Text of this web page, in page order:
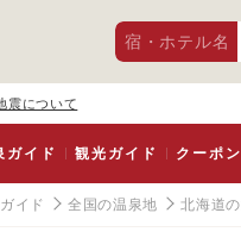
宿・ホテル名
震について
ガイド 観光ガイド クーポ
イド 全国の温泉地 北海道